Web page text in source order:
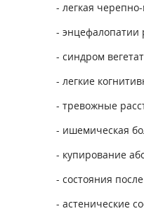
- легкая
- энцефалопатии
- синдром
- легкие
- тревожные
- ишемическая
- купирование
- состояния
- астенические